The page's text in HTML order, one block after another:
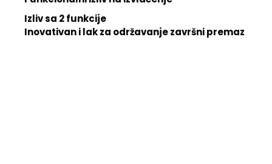
Izliv sa 2 funkcije
Inovativan i lak za održavanje završni premaz